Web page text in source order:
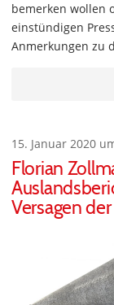
bemerken wollen
einstündigen
Anmerkungen zu
15. Januar 2020
Florian
Versagen